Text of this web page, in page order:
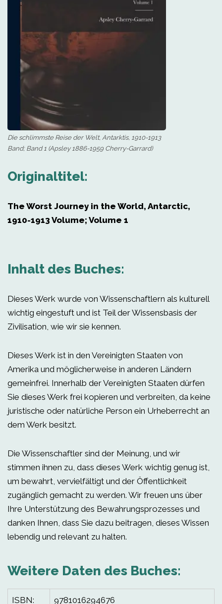
Die schlimmste Reise der Welt, Antarktis, 1910-1913
Band; Band 1 (Apsley 1886-1959 Cherry-Garrard)
Originaltitel:
The Worst Journey in the World, Antarctic,
1910-1913 Volume; Volume 1
Inhalt des Buches:
Dieses Werk wurde von Wissenschaftlern als kulturell
wichtig eingestuft und ist Teil der Wissensbasis der
Zivilisation, wie wir sie kennen.
Dieses Werk ist in den Vereinigten Staaten von
Amerika und möglicherweise in anderen Ländern
gemeinfrei. Innerhalb der Vereinigten Staaten dürfen
Sie dieses Werk frei kopieren und verbreiten, da keine
juristische oder natürliche Person ein Urheberrecht an
dem Werk besitzt.
Die Wissenschaftler sind der Meinung, und wir
stimmen ihnen zu, dass dieses Werk wichtig genug ist,
um bewahrt, vervielfältigt und der Öffentlichkeit
zugänglich gemacht zu werden. Wir freuen uns über
Ihre Unterstützung des Bewahrungsprozesses und
danken Ihnen, dass Sie dazu beitragen, dieses Wissen
lebendig und relevant zu halten.
Weitere Daten des Buches:
ISBN: 9781016294676